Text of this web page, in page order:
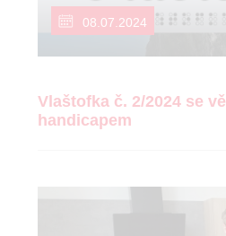
08.07.2024
Vlaštofka č. 2/2024 se
handicapem